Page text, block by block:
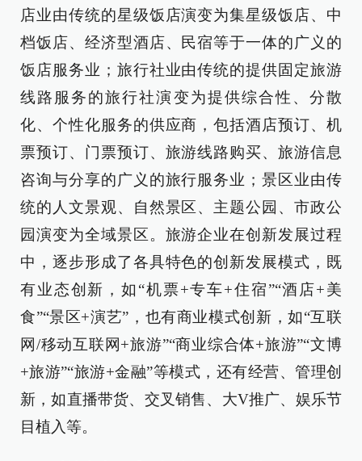
店业由传统的星级饭店演变为集星级饭店、中
档饭店、经济型酒店、民宿等于一体的广义的
饭店服务业；旅行社业由传统的提供固定旅游
线路服务的旅行社演变为提供综合性、分散
化、个性化服务的供应商，包括酒店预订、机
票预订、门票预订、旅游线路购买、旅游信息
咨询与分享的广义的旅行服务业；景区业由传
统的人文景观、自然景区、主题公园、市政公
园演变为全域景区。旅游企业在创新发展过程
中，逐步形成了各具特色的创新发展模式，既
有业态创新，如“机票+专车+住宿”“酒店+美
食”“景区+演艺”，也有商业模式创新，如“互联
网/移动互联网+旅游”“商业综合体+旅游”“文博
+旅游”“旅游+金融”等模式，还有经营、管理创
新，如直播带货、交叉销售、大V推广、娱乐节
目植入等。